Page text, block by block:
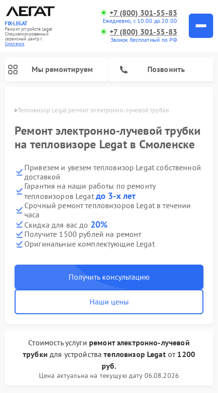
FIX-LEGAT
Ремонт устройств Legat
Специализированный
cервисный центр г.
Смоленск
+7 (800) 301-55-83
Ежедневно, с 10:00 до 20:00
+7 (800) 301-55-83
Звонок бесплатный по РФ
Мы ремонтируем Позвонить
Тепловизор Legat ремонт электронно-лучевой трубки
Ремонт электронно-лучевой трубки
на тепловизоре Legat в Смоленске
Привезем и увезем тепловизор Legat собственной
доставкой
Гарантия на наши работы по ремонту
тепловизоров Legat до 3-х лет
Срочный ремонт тепловизоров Legat в течении
часа
Скидка для вас до 20%
Получите 1500 рублей на ремонт
Оригинальные комплектующие Legat
Получить консультацию
Наши цены
Стоимость услуги ремонт электронно-лучевой
трубки для устройстватепловизор Legatот 1200
руб.
Цена актуальна на текущую дату 06.08.2026